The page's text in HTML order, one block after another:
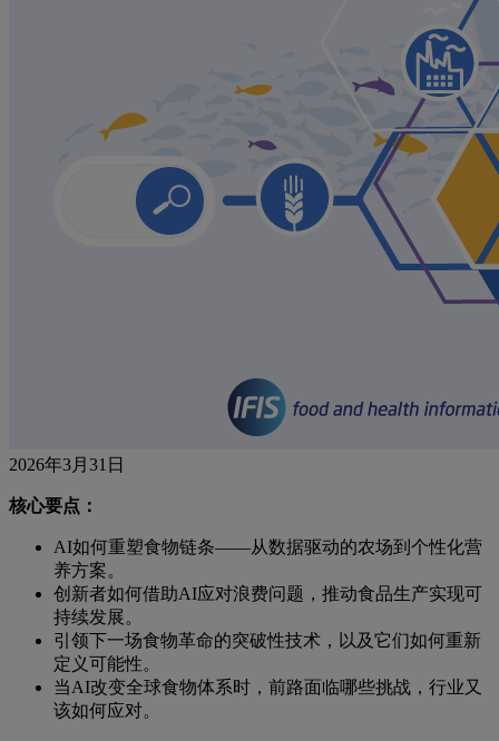
2026年3月31日
核心要点：
AI如何重塑食物链条——从数据驱动的农场到个性化营
养方案。
创新者如何借助AI应对浪费问题，推动食品生产实现可
持续发展。
引领下一场食物革命的突破性技术，以及它们如何重新
定义可能性。
当AI改变全球食物体系时，前路面临哪些挑战，行业又
该如何应对。